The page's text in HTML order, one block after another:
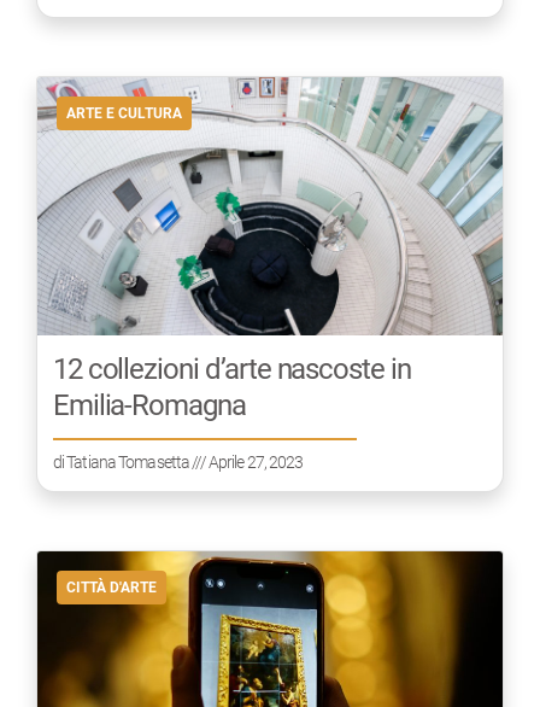
ARTE E CULTURA
12 collezioni d’arte nascoste in
Emilia-Romagna
diTatiana Tomasetta/// Aprile 27, 2023
CITTÀ D'ARTE